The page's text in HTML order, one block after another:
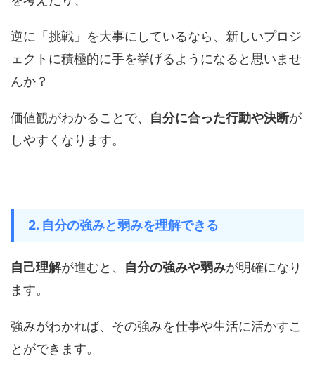
逆に「挑戦」を大事にしているなら、新しいプロジ
ェクトに積極的に手を挙げるようになると思いませ
んか？
価値観がわかることで、 自分に合った行動や決断が
しやすくなります。
2. 自分の強みと弱みを理解できる
自己理解が進むと、 自分の強みや弱みが明確になり
ます。
強みがわかれば、その強みを仕事や生活に活かすこ
とができます。